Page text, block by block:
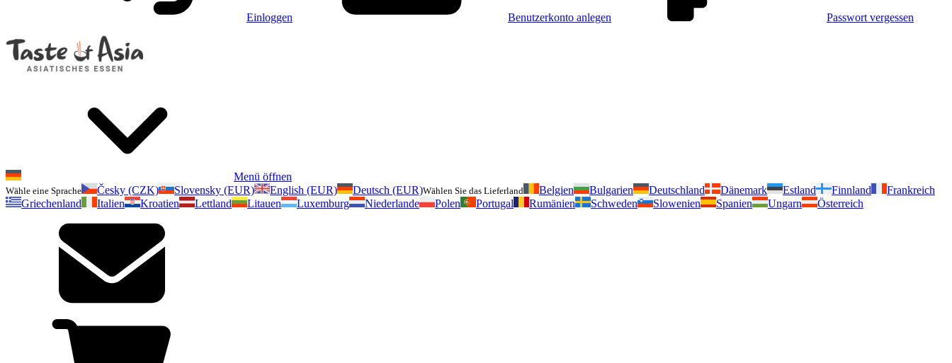
Einloggen Benutzerkonto anlegen Passwort vergessen
Menü öffnen
Wähle eine Sprache Česky (CZK) Slovensky (EUR) English (EUR) Deutsch (EUR)Wählen Sie das Lieferland Belgien Bulgarien Deutschland Dänemark Estland Finnland
Frankreich
Griechenland
Italien Kroatien Lettland Litauen Luxemburg Niederlande Polen Portugal Rumänien Schweden Slowenien Spanien Ungarn Österreich